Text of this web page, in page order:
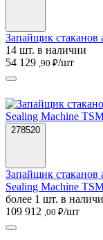
Запайщик стаканов
14 шт. в наличии
54 129 ,90 ₽/шт
278520
Запайщик стаканов
Sealing Machine
более 1 шт. в
109 912 ,00 ₽/шт